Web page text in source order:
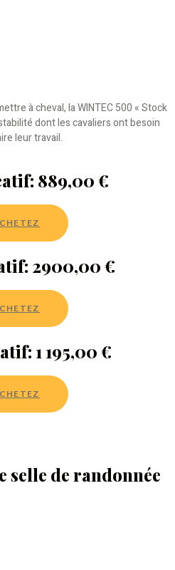
à cheval, la WINTEC 500 « Stock
dont les cavaliers ont besoin
leur travail.
889,00 €
2900,00 €
1 195,00 €
selle de randonnée